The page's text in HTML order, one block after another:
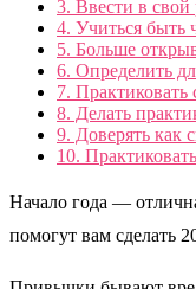
3. Ввести в
4. Учиться быть
5. Больше
6. Определить
7. Практиковать
8. Делать
9. Доверять как
10.
Начало года —
помогут вам сделать